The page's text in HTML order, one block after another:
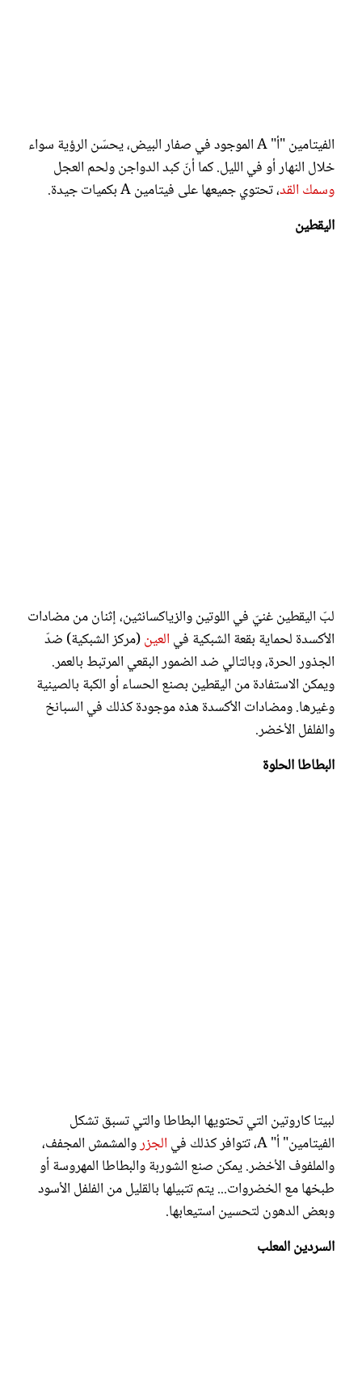
الفيتامين "أ" A الموجود في صفار البيض، يحسّن الرؤية سواء
خلال النهار أو في الليل. كما أنّ كبد الدواجن ولحم العجل
وسمك القد، تحتوي جميعها على فيتامين A بكميات جيدة.
اليقطين
لبّ اليقطين غنيّ في اللوتين والزياكسانثين، إثنان من مضادات
الأكسدة لحماية بقعة الشبكية في العين(مركز الشبكية) ضدّ
الجذور الحرة، وبالتالي ضد الضمور البقعي المرتبط بالعمر.
ويمكن الاستفادة من اليقطين بصنع الحساء أو الكبة بالصينية
وغيرها. ومضادات الأكسدة هذه موجودة كذلك في السبانخ
والفلفل الأخضر.
البطاطا الحلوة
لبيتا كاروتين التي تحتويها البطاطا والتي تسبق تشكل
الفيتامين" أ" A، تتوافر كذلك في
الجزروالمشمش المجفف،
والملفوف الأخضر. يمكن صنع الشوربة والبطاطا المهروسة أو
طبخها مع الخضروات... يتم تتبيلها بالقليل من الفلفل الأسود
وبعض الدهون لتحسين استيعابها.
السردين المعلب